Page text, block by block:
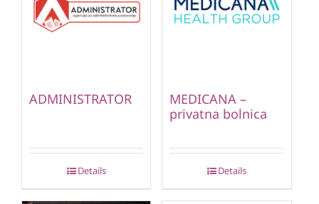
ADMINISTRATOR
Details
MEDICANA –
privatna bolnica
Details